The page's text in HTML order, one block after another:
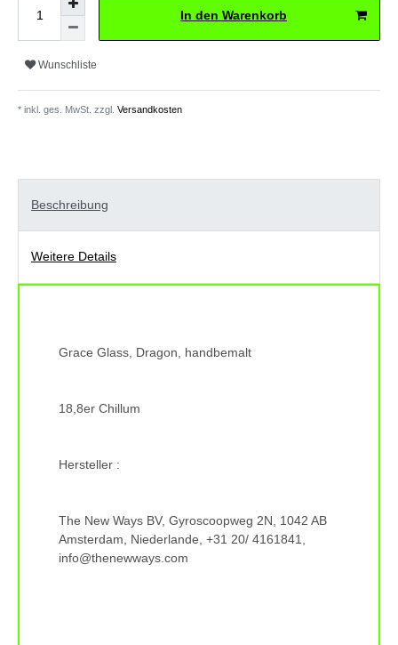
In den Warenkorb
Wunschliste
* inkl. ges. MwSt. zzgl. Versandkosten
Beschreibung
Weitere Details
Grace Glass, Dragon, handbemalt
18,8er Chillum
Hersteller :
The New Ways BV, Gyroscoopweg 2N, 1042 AB
Amsterdam, Niederlande, +31 20/ 4161841,
info@thenewways.com